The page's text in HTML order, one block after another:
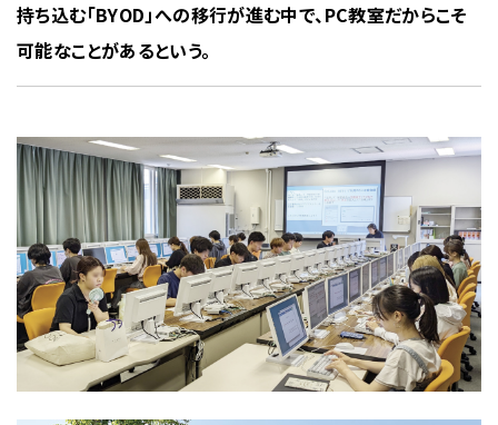
持ち込む「BYOD」への移行が進む中で、PC教室だからこそ
可能なことがあるという。